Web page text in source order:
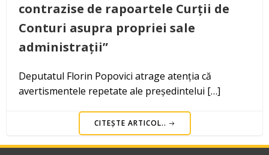
contrazise de rapoartele Curții de
Conturi asupra propriei sale
administrații”
Deputatul Florin Popovici atrage atenția că
avertismentele repetate ale președintelui […]
CITEȘTE ARTICOL..